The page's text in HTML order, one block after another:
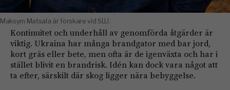
Maksym Matsala är forskare vid SLU.
Kontinuitet och underhåll av genomförda åtgärder är
viktig. Ukraina har många brandgator med bar jord,
kort gräs eller bete, men ofta är de igenväxta och har i
stället blivit en brandrisk. Idén kan dock vara något att
ta efter, särskilt där skog ligger nära bebyggelse.